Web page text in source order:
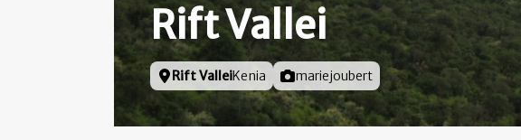
Rift Vallei
Locatie
Rift ValleiKenia Foto door
mariejoubert